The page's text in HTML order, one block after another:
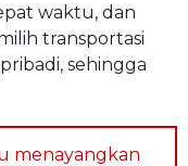
waktu, dan
transportasi
sehingga
menayangkan